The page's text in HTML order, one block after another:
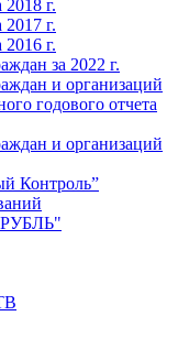
г.
г.
г.
за 2022 г.
и организаций
годового отчета
и организаций
Контроль”